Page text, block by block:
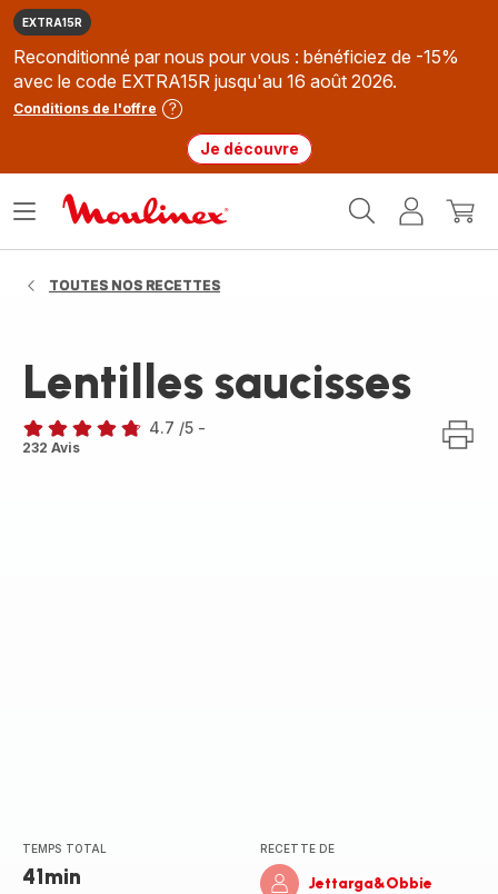
EXTRA15R
Reconditionné par nous pour vous : bénéficiez de -15%
avec le code EXTRA15R jusqu'au 16 août 2026.
Conditions de l'offre
Je découvre
MonMon
Ouvrir
TOUTES NOS RECETTES
Lentilles saucisses
ratings.4.7
4.7 /5 -
232 Avis
TEMPS TOTAL
41min
RECETTE DE
Jettarga&Obbie